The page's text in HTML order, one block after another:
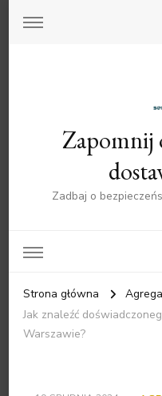
Zapomnij
Zadbaj o
Strona główna
Jak znaleźć
Warszawie?